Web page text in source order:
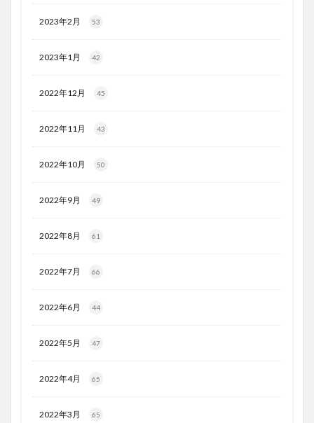
2023年2月 53
2023年1月 42
2022年12月 45
2022年11月 43
2022年10月 50
2022年9月 49
2022年8月 61
2022年7月 66
2022年6月 44
2022年5月 47
2022年4月 65
2022年3月 65